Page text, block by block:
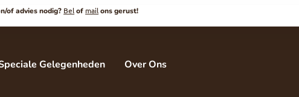
of advies nodig? Belof mailons gerust!
Gelegenheden Over Ons